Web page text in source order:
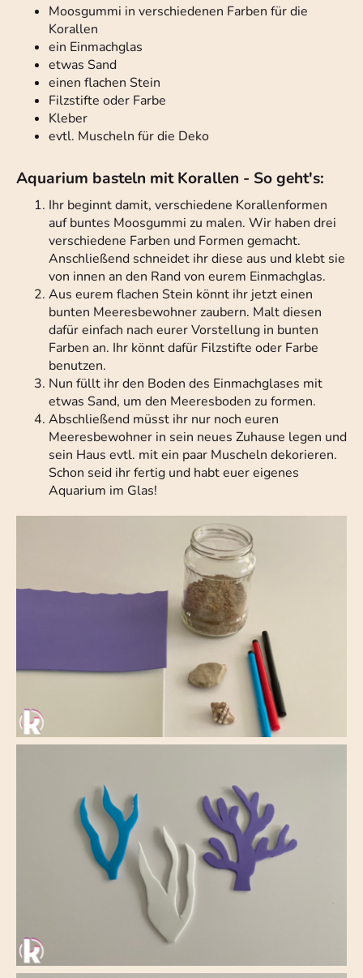
Moosgummi in verschiedenen Farben für die
Korallen
ein Einmachglas
etwas Sand
einen flachen Stein
Filzstifte oder Farbe
Kleber
evtl. Muscheln für die Deko
Aquarium basteln mit Korallen - So geht's:
Ihr beginnt damit, verschiedene Korallenformen
auf buntes Moosgummi zu malen. Wir haben drei
verschiedene Farben und Formen gemacht.
Anschließend schneidet ihr diese aus und klebt sie
von innen an den Rand von eurem Einmachglas.
Aus eurem flachen Stein könnt ihr jetzt einen
bunten Meeresbewohner zaubern. Malt diesen
dafür einfach nach eurer Vorstellung in bunten
Farben an. Ihr könnt dafür Filzstifte oder Farbe
benutzen.
Nun füllt ihr den Boden des Einmachglases mit
etwas Sand, um den Meeresboden zu formen.
Abschließend müsst ihr nur noch euren
Meeresbewohner in sein neues Zuhause legen und
sein Haus evtl. mit ein paar Muscheln dekorieren.
Schon seid ihr fertig und habt euer eigenes
Aquarium im Glas!